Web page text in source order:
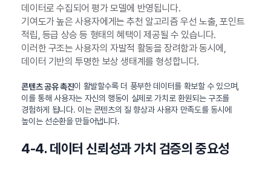
데이터로 수집되어 평가 모델에 반영됩니다.
기여도가 높은 사용자에게는 추천 알고리즘 우선 노출, 포인트
적립, 등급 상승 등 형태의 혜택이 제공될 수 있습니다.
이러한 구조는 사용자의 자발적 활동을 장려함과 동시에,
데이터 기반의 투명한 보상 생태계를 형성합니다.
콘텐츠 공유 촉진이 활발할수록 더 풍부한 데이터를 확보할 수 있으며,
이를 통해 사용자는 자신의 행동이 실제로 가치로 환원되는 구조를
경험하게 됩니다. 이는 콘텐츠의 질 향상과 사용자 만족도를 동시에
높이는 선순환을 만들어냅니다.
4-4. 데이터 신뢰성과 가치 검증의 중요성